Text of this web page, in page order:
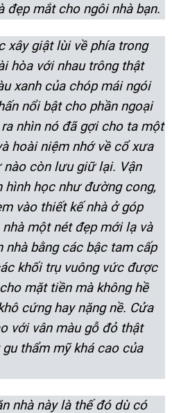
đẹp mắt cho ngôi nhà bạn.
xây giật lùi về phía trong
hòa với nhau trông thật
xanh của chóp mái ngói
nổi bật cho phần ngoại
nhìn nó đã gợi cho ta một
hoài niệm nhớ về cổ xưa
còn lưu giữ lại. Vận
hình học như đường cong,
vào thiết kế nhà ở góp
một nét đẹp mới lạ và
bằng các bậc tam cấp
khối trụ vuông vức được
mặt tiền mà không hề
cứng hay nặng nề. Cửa
với vân màu gỗ đỏ thật
thẩm mỹ khá cao của
nhà này là thế đó dù có